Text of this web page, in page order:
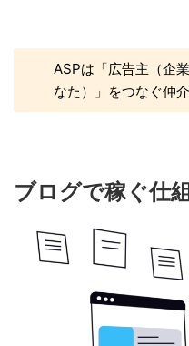
ASPは「広告主（企
なた）」をつなぐ仲
ブログで稼ぐ仕